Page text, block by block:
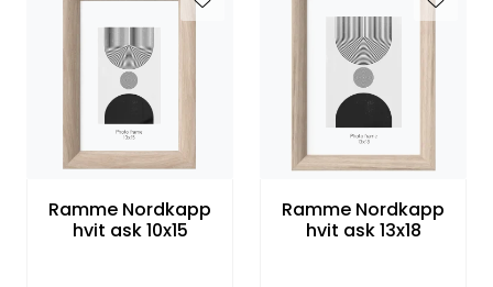
Ramme Nordkapp
hvit ask 10x15
Ramme Nordkapp
hvit ask 13x18
Trykk av bilder/skilt og innramming
SOMMEROUTLET